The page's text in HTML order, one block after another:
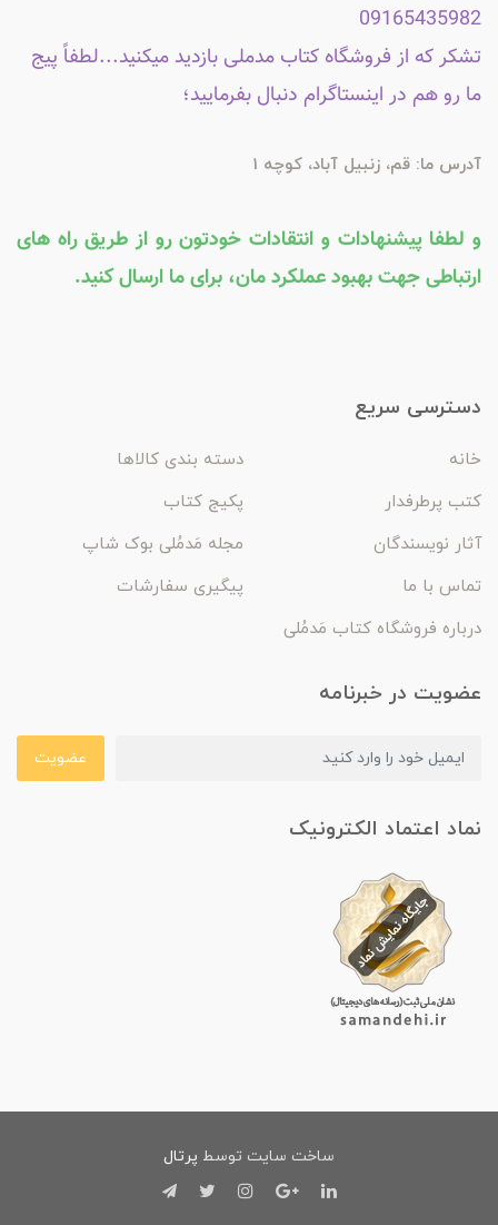
09165435982
تشکر که از فروشگاه کتاب مدملی بازدید میکنید...لطفاً پیج
ما رو هم در اینستاگرام دنبال بفرمایید؛
آدرس ما: قم، زنبیل آباد، کوچه 1
و لطفا پیشنهادات و انتقادات خودتون رو از طریق راه های
ارتباطی جهت بهبود عملکرد مان، برای ما ارسال کنید.
دسترسی سریع
خانه
دسته بندی کالاها
کتب پرطرفدار
پکیج کتاب
آثار نویسندگان
مجله مَدمُلی بوک شاپ
تماس با ما
پیگیری سفارشات
درباره فروشگاه کتاب مَدمُلی
عضویت در خبرنامه
عضویت
نماد اعتماد الکترونیک
ساخت سایت توسط پرتال